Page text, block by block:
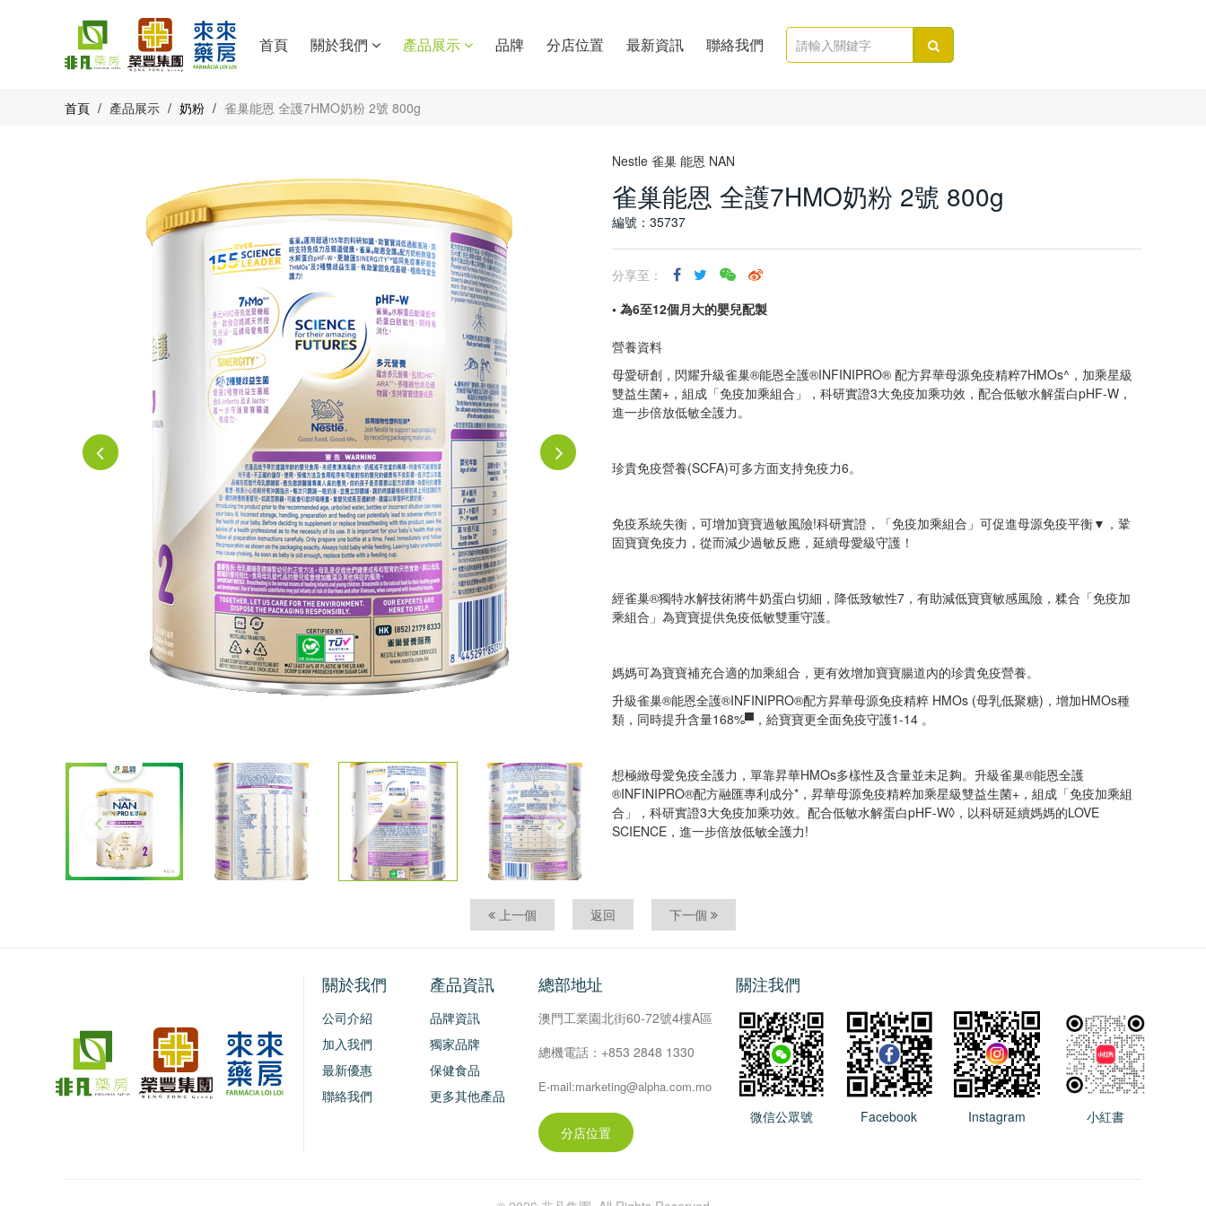
首頁 關於我們 產品展示 品牌 分店位置 最新資訊 聯絡我們
首頁 / 產品展示 / 奶粉 / 雀巢能恩 全護7HMO奶粉 2號 800g
Nestle 雀巢 能恩 NAN
雀巢能恩 全護7HMO奶粉 2號 800g
編號：35737
分享至：
• 為6至12個月大的嬰兒配製
營養資料
母愛研創，閃耀升級雀巢®能恩全護®INFINIPRO® 配方昇華母源免疫精粹7HMOs^，加乘星級
雙益生菌+，組成「免疫加乘組合」，科研實證3大免疫加乘功效，配合低敏水解蛋白pHF-W，
進一步倍放低敏全護力。
珍貴免疫營養(SCFA)可多方面支持免疫力6。
免疫系統失衡，可增加寶寶過敏風險!科研實證，「免疫加乘組合」可促進母源免疫平衡▼，鞏
固寶寶免疫力，從而減少過敏反應，延續母愛級守護！
經雀巢®獨特水解技術將牛奶蛋白切細，降低致敏性7，有助減低寶寶敏感風險，糅合「免疫加
乘組合」為寶寶提供免疫低敏雙重守護。
媽媽可為寶寶補充合適的加乘組合，更有效增加寶寶腸道內的珍貴免疫營養。
升級雀巢®能恩全護®INFINIPRO®配方昇華母源免疫精粹 HMOs (母乳低聚糖)，增加HMOs種
類，同時提升含量168%▀，給寶寶更全面免疫守護1-14 。
想極緻母愛免疫全護力，單靠昇華HMOs多樣性及含量並未足夠。升級雀巢®能恩全護
®INFINIPRO®配方融匯專利成分*，昇華母源免疫精粹加乘星級雙益生菌+，組成「免疫加乘組
合」，科研實證3大免疫加乘功效。配合低敏水解蛋白pHF-W◊，以科研延續媽媽的LOVE
SCIENCE，進一步倍放低敏全護力!
上一個 返回 下一個
關於我們
公司介紹
加入我們
最新優惠
聯絡我們
產品資訊
品牌資訊
獨家品牌
保健食品
更多其他產品
總部地址
澳門工業園北街60-72號4樓A區
總機電話：+853 2848 1330
E-mail:marketing@alpha.com.mo
分店位置
關注我們
微信公眾號 Facebook Instagram 小紅書